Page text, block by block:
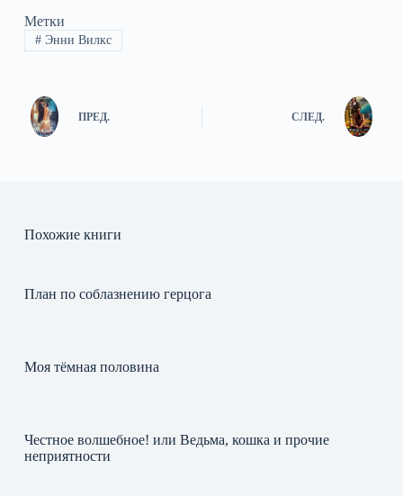
Метки
#Энни Вилкс
ПРЕД. СЛЕД.
Похожие книги
План по соблазнению герцога
Моя тёмная половина
Честное волшебное! или Ведьма, кошка и прочие
неприятности